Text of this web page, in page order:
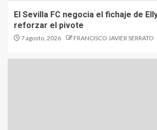
El Sevilla FC negocia el fichaje de
reforzar el pivote
7 agosto, 2026 FRANCISCO JAVIER SERRATO